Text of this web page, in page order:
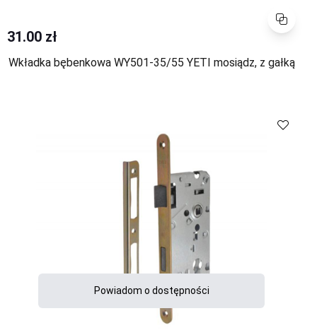
Porównaj
31.00 zł
Wkładka bębenkowa WY501-35/55 YETI mosiądz, z gałką
Powiadom o dostępności